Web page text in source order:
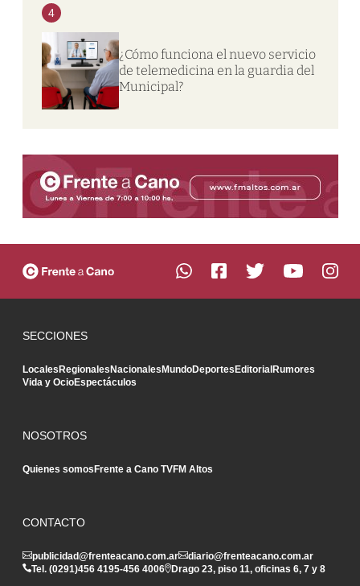
4
¿Cómo funciona el nuevo servicio
de telemedicina en la guardia del
Municipal?
SECCIONES
LocalesRegionalesNacionalesMundoDeportesEditorialRumores
Vida y OcioEspectáculos
NOSOTROS
Quienes somosFrente a Cano TVFM Altos
CONTACTO
publicidad@frenteacano.com.ar
diario@frenteacano.com.ar
Tel. (0291)456 4195-456 4006 Drago 23, piso 11, oficinas 6, 7 y 8